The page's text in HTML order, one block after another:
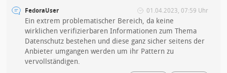
FedoraUser 01.04.2023, 07:59 Uhr
Ein extrem problematischer Bereich, da keine
wirklichen verifizierbaren Informationen zum Thema
Datenschutz bestehen und diese ganz sicher seitens der
Anbieter umgangen werden um ihr Pattern zu
vervollständigen.